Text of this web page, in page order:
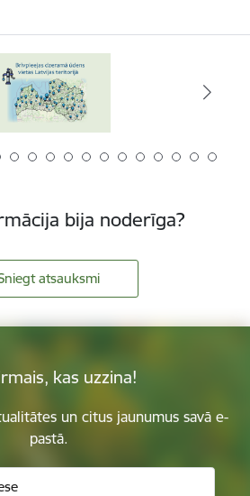
bija noderīga?
atsauksmi
kas uzzina!
un citus jaunumus savā e-
pastā.